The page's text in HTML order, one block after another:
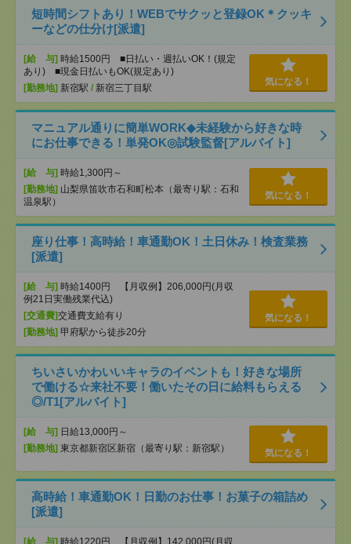
短時間シフトあり！WEBでサクッと登録OK＊クッキ
ーなどの仕分け[派遣]
[給 与] 時給1500円 ■日払い・週払いOK！(規定
あり) ■現金日払いもOK(規定あり)
[勤務地] 新宿駅 / 新宿三丁目駅
気になる！
マニュアル通りに簡単WORK◆未経験から好きな時
にお仕事できる！単発OK◎試験監督[アルバイト]
[給 与] 時給1,300円～
[勤務地] 山梨県笛吹市石和町松本（最寄り駅：石和
温泉駅）
気になる！
座り仕事！高時給！車通勤OK！土日休み！検査業務
[派遣]
[給 与] 時給1400円 【月収例】206,000円(月収
例21日実働残業代込)
[交通費]交通費支給有り
[勤務地] 甲府駅から徒歩20分
気になる！
ちいさいかわいいキャラのイベントも！好きな場所
で働ける☆来社不要！働いたその日に給料もらえる
◎/T1[アルバイト]
[給 与] 日給13,000円～
[勤務地] 東京都新宿区新宿（最寄り駅：新宿駅） 気になる！
高時給！車通勤OK！日勤のお仕事！お菓子の箱詰め
[派遣]
[給 与] 時給1220円 【月収例】142,000円(月収